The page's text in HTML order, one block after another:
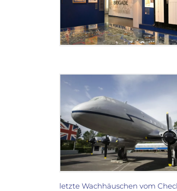
letzte Wachhäuschen vom